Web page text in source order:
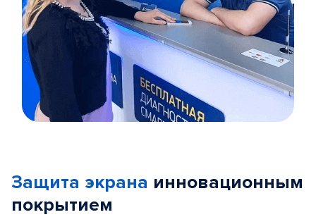
5
Защита экрана инновационным
покрытием